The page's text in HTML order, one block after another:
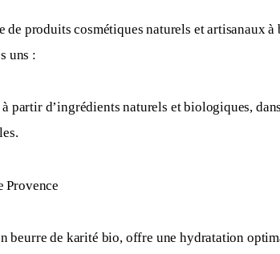
produits cosmétiques naturels et artisanaux à
uns :
partir d’ingrédients naturels et biologiques,
Provence
beurre de karité bio, offre une hydratation